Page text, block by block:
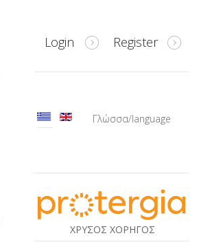
Login Register
Γλώσσα/language
ΧΡΥΣΟΣ ΧΟΡΗΓΟΣ